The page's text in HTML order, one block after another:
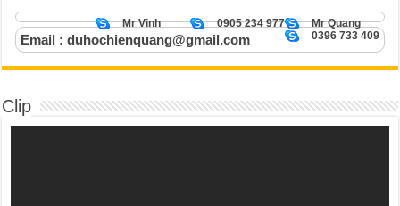
Mr Quang
0905 234 977
Mr Vinh
0396 733 409
Email : duhochienquang@gmail.com
Clip